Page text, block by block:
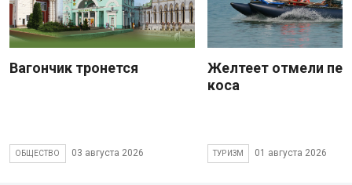
Вагончик тронется
ОБЩЕСТВО 03 августа 2026
Желтеет отмели
коса
ТУРИЗМ 01 августа 2026